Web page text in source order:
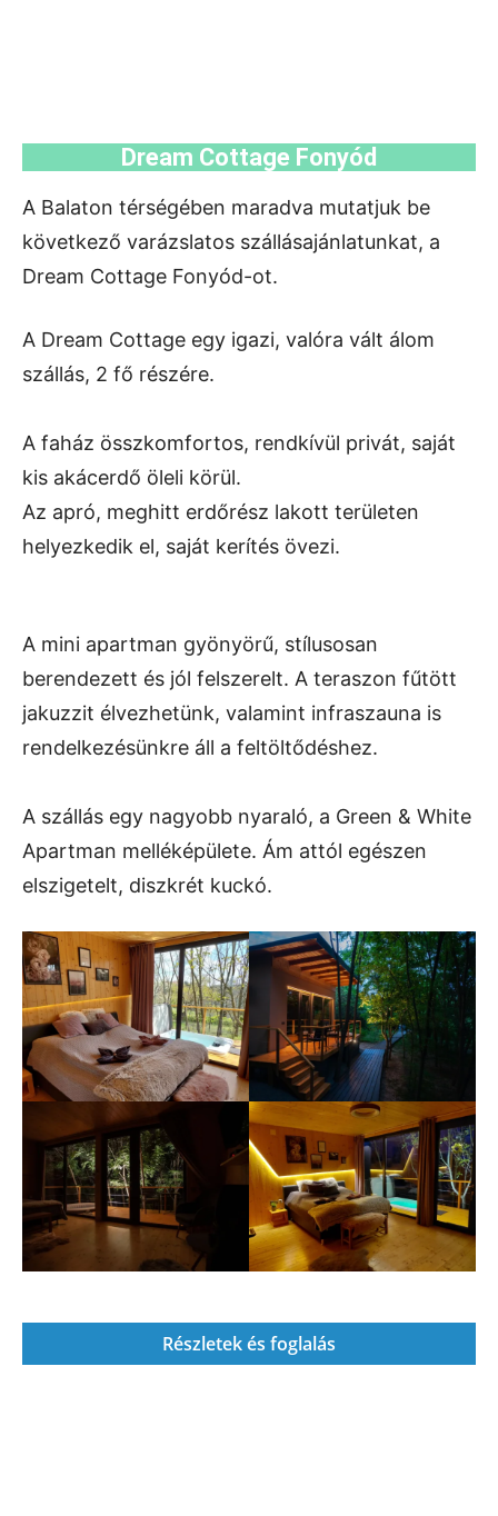
Dream Cottage Fonyód
A Balaton térségében maradva mutatjuk be
következő varázslatos szállásajánlatunkat, a
Dream Cottage Fonyód-ot.
A Dream Cottage egy igazi, valóra vált álom
szállás, 2 fő részére.
A faház összkomfortos, rendkívül privát, saját
kis akácerdő öleli körül.
Az apró, meghitt erdőrész lakott területen
helyezkedik el, saját kerítés övezi.
A mini apartman gyönyörű, stílusosan
berendezett és jól felszerelt. A teraszon fűtött
jakuzzit élvezhetünk, valamint infraszauna is
rendelkezésünkre áll a feltöltődéshez.
A szállás egy nagyobb nyaraló, a Green & White
Apartman melléképülete. Ám attól egészen
elszigetelt, diszkrét kuckó.
Részletek és foglalás